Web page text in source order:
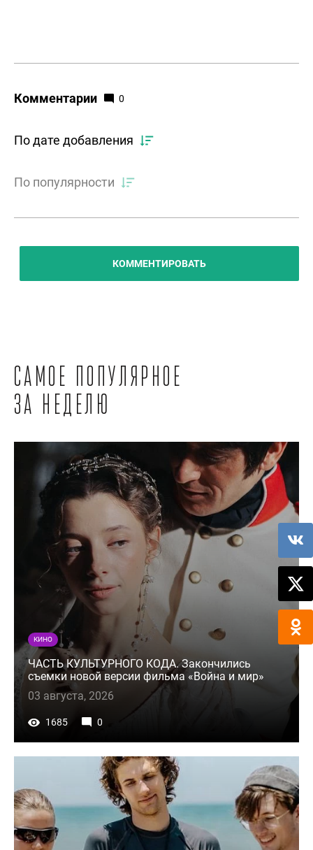
Комментарии 0
По дате добавления
По популярности
КОММЕНТИРОВАТЬ
Самое популярное
за неделю
КИНО
ЧАСТЬ КУЛЬТУРНОГО КОДА. Закончились
съемки новой версии фильма «Война и мир»
03 августа, 2026
1685 0